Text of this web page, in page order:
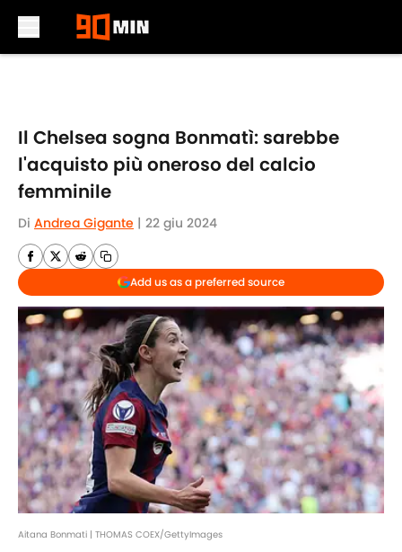
Il Chelsea sogna Bonmatì: sarebbe
l'acquisto più oneroso del calcio
femminile
Di Andrea Gigante | 22 giu 2024
Add us as a preferred source
Aitana Bonmati | THOMAS COEX/GettyImages